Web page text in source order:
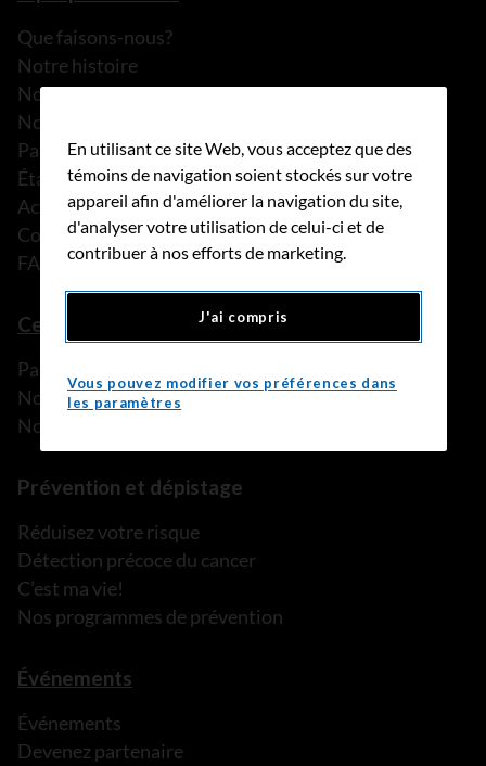
Que faisons-nous?
Notre histoire
Nos histoires
Notre équipe
Partenariats
États financiers
Actualités
Communiqués de presse
FAQ
Ce que nous pouvons faire
Parler à une personne de confiance
Nos programmes et services
Nos ressources
Prévention et dépistage
Réduisez votre risque
Détection précoce du cancer
C’est ma vie!
Nos programmes de prévention
Événements
Événements
Devenez partenaire
En utilisant ce site Web, vous acceptez que des
témoins de navigation soient stockés sur votre
appareil afin d'améliorer la navigation du site,
d'analyser votre utilisation de celui-ci et de
contribuer à nos efforts de marketing.
J'ai compris
Vous pouvez modifier vos préférences dans
les paramètres